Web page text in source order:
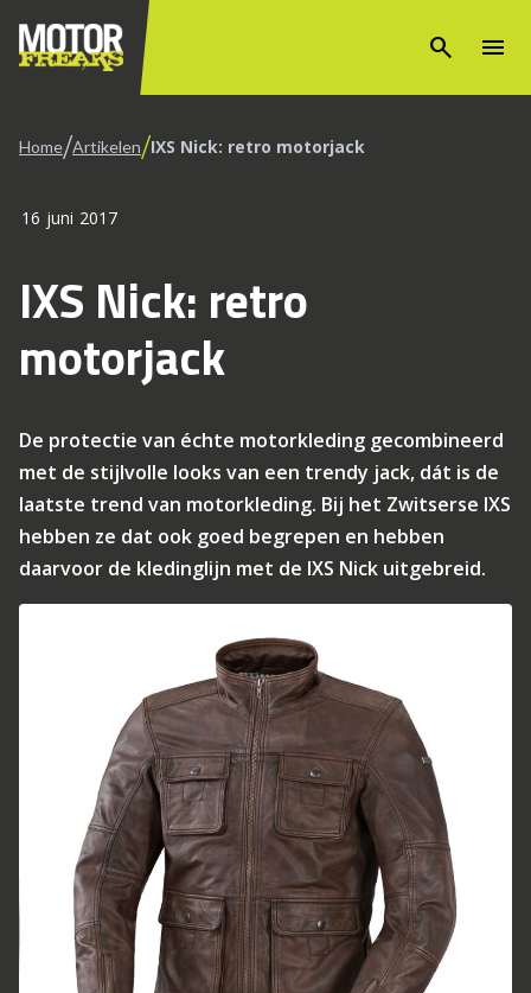
search menu
Home/Artikelen/IXS Nick: retro motorjack
16 juni 2017
IXS Nick: retro
motorjack
De protectie van échte motorkleding gecombineerd
met de stijlvolle looks van een trendy jack, dát is de
laatste trend van motorkleding. Bij het Zwitserse IXS
hebben ze dat ook goed begrepen en hebben
daarvoor de kledinglijn met de IXS Nick uitgebreid.